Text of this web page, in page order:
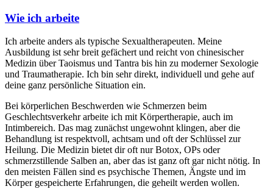
Wie ich arbeite
Ich arbeite anders als typische Sexualtherapeuten. Meine
Ausbildung ist sehr breit gefächert und reicht von chinesischer
Medizin über Taoismus und Tantra bis hin zu moderner Sexologie
und Traumatherapie. Ich bin sehr direkt, individuell und gehe auf
deine ganz persönliche Situation ein.
Bei körperlichen Beschwerden wie Schmerzen beim
Geschlechtsverkehr arbeite ich mit Körpertherapie, auch im
Intimbereich. Das mag zunächst ungewohnt klingen, aber die
Behandlung ist respektvoll, achtsam und oft der Schlüssel zur
Heilung. Die Medizin bietet dir oft nur Botox, OPs oder
schmerzstillende Salben an, aber das ist ganz oft gar nicht nötig. In
den meisten Fällen sind es psychische Themen, Ängste und im
Körper gespeicherte Erfahrungen, die geheilt werden wollen.